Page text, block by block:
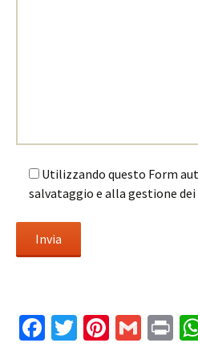
Utilizzando questo Form
salvataggio e alla gestione
Fa T
Pi G
Pr